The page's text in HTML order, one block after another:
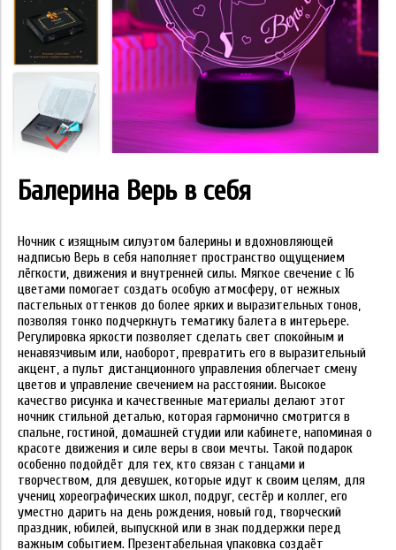
Балерина Верь в себя
Ночник с изящным силуэтом балерины и вдохновляющей
надписью Верь в себя наполняет пространство ощущением
лёгкости, движения и внутренней силы. Мягкое свечение с 16
цветами помогает создать особую атмосферу, от нежных
пастельных оттенков до более ярких и выразительных тонов,
позволяя тонко подчеркнуть тематику балета в интерьере.
Регулировка яркости позволяет сделать свет спокойным и
ненавязчивым или, наоборот, превратить его в выразительный
акцент, а пульт дистанционного управления облегчает смену
цветов и управление свечением на расстоянии. Высокое
качество рисунка и качественные материалы делают этот
ночник стильной деталью, которая гармонично смотрится в
спальне, гостиной, домашней студии или кабинете, напоминая о
красоте движения и силе веры в свои мечты. Такой подарок
особенно подойдёт для тех, кто связан с танцами и
творчеством, для девушек, которые идут к своим целям, для
учениц хореографических школ, подруг, сестёр и коллег, его
уместно дарить на день рождения, новый год, творческий
праздник, юбилей, выпускной или в знак поддержки перед
важным событием. Презентабельная упаковка создаёт